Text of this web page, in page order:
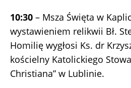
10:30 – Msza Święta w
wystawieniem relikwii Bł.
Homilię wygłosi Ks. dr
kościelny Katolickiego
Christiana” w Lublinie.